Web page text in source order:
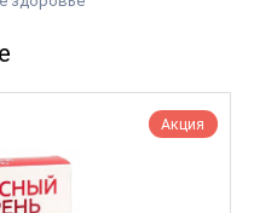
Акция